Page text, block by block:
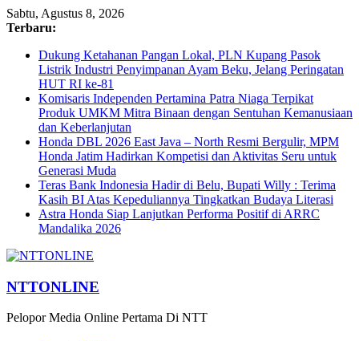
Sabtu, Agustus 8, 2026
Terbaru:
Dukung Ketahanan Pangan Lokal, PLN Kupang Pasok
Listrik Industri Penyimpanan Ayam Beku, Jelang Peringatan
HUT RI ke-81
Komisaris Independen Pertamina Patra Niaga Terpikat
Produk UMKM Mitra Binaan dengan Sentuhan Kemanusiaan
dan Keberlanjutan
Honda DBL 2026 East Java – North Resmi Bergulir, MPM
Honda Jatim Hadirkan Kompetisi dan Aktivitas Seru untuk
Generasi Muda
Teras Bank Indonesia Hadir di Belu, Bupati Willy : Terima
Kasih BI Atas Kepeduliannya Tingkatkan Budaya Literasi
Astra Honda Siap Lanjutkan Performa Positif di ARRC
Mandalika 2026
NTTONLINE
Pelopor Media Online Pertama Di NTT